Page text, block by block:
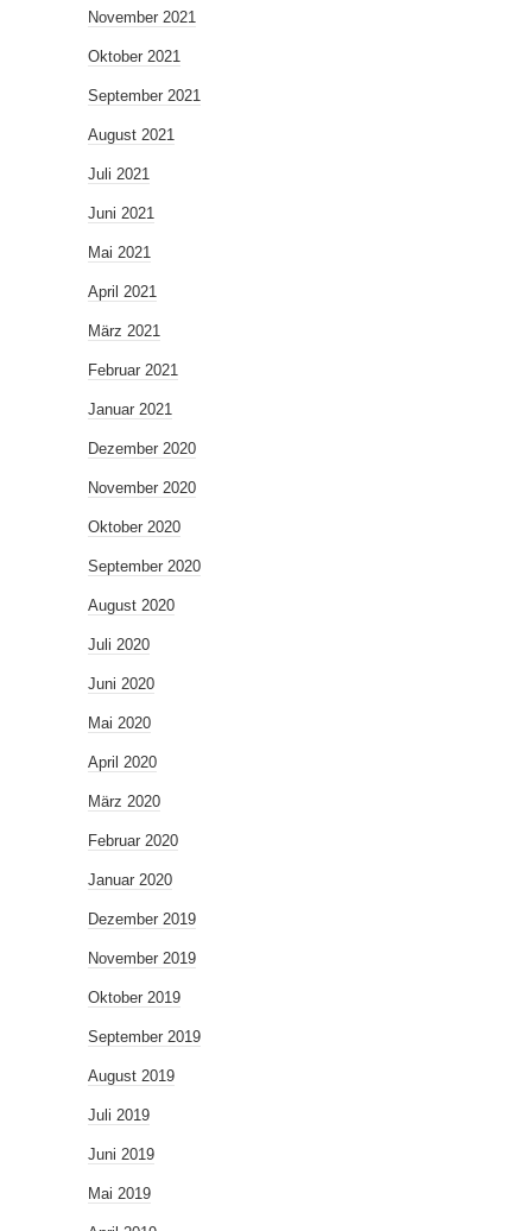
November 2021
Oktober 2021
September 2021
August 2021
Juli 2021
Juni 2021
Mai 2021
April 2021
März 2021
Februar 2021
Januar 2021
Dezember 2020
November 2020
Oktober 2020
September 2020
August 2020
Juli 2020
Juni 2020
Mai 2020
April 2020
März 2020
Februar 2020
Januar 2020
Dezember 2019
November 2019
Oktober 2019
September 2019
August 2019
Juli 2019
Juni 2019
Mai 2019